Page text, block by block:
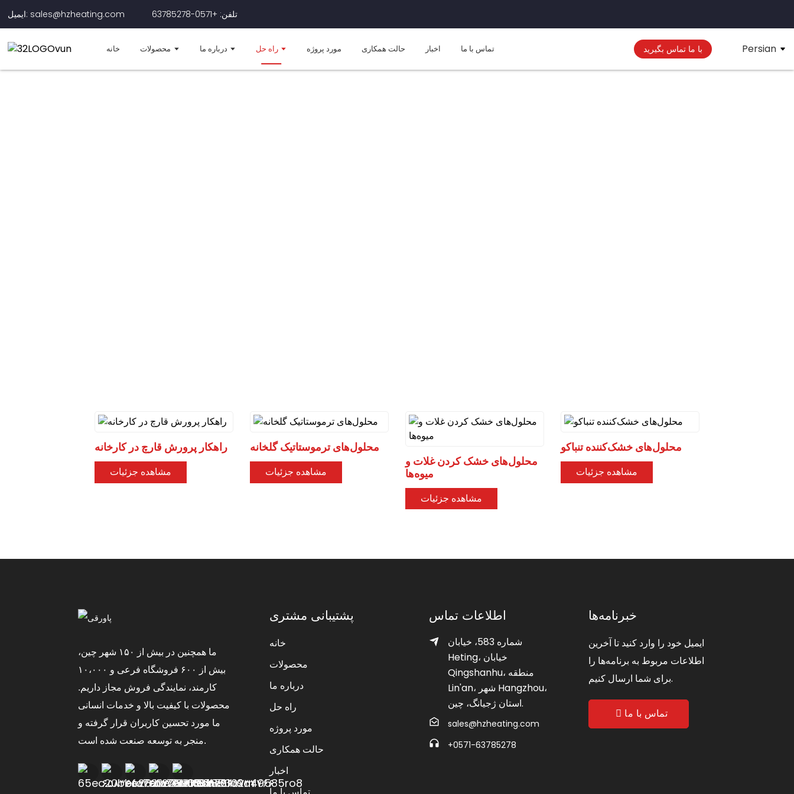
ایمیل: sales@hzheating.com تلفن: +0571-63785278
خانه محصولات درباره ما راه حل مورد پروژه حالت همکاری اخبار تماس با ما با ما تماس بگیرید Persian
راهکار پرورش قارچ در کارخانه
مشاهده جزئیات
محلول‌های ترموستاتیک گلخانه
مشاهده جزئیات
محلول‌های خشک کردن غلات و
میوه‌ها
مشاهده جزئیات
محلول‌های خشک‌کننده تنباکو
مشاهده جزئیات
ما همچنین در بیش از ۱۵۰ شهر چین،
بیش از ۶۰۰ فروشگاه فرعی و ۱۰،۰۰۰
کارمند، نمایندگی فروش مجاز داریم.
محصولات با کیفیت بالا و خدمات انسانی
ما مورد تحسین کاربران قرار گرفته و
منجر به توسعه صنعت شده است.
پشتیبانی مشتری
خانه
محصولات
درباره ما
راه حل
مورد پروژه
حالت همکاری
اخبار
اطلاعات تماس
شماره 583، خیابان
Heting، خیابان
Qingshanhu، منطقه
Lin'an، شهر Hangzhou،
استان ژجیانگ، چین.
sales@hzheating.com
‎+0571-63785278‎
خبرنامه‌ها
ایمیل خود را وارد کنید تا آخرین
اطلاعات مربوط به برنامه‌ها را
برای شما ارسال کنیم.
تماس با ما